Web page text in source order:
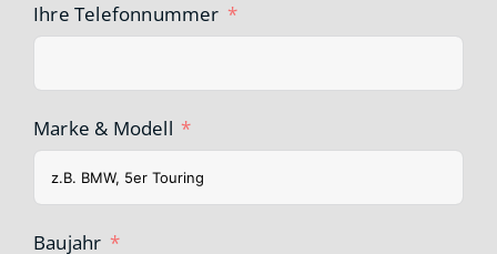
Ihre Telefonnummer
Marke & Modell
Baujahr